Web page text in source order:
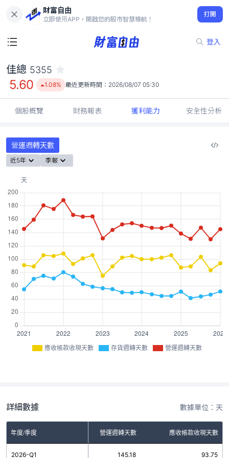
財富自由
立即使用APP，開啟您的股市智慧導航！
打開
登入
5.60
1.08%
佳總 5355
5.60 1.08% 最近更新時間： 2026/08/07 05:30
個股概覽 財務報表 獲利能力 安全性分析
營運週轉天數
近5年 季報
應收帳款收現天數 存貨週轉天數 營運週轉天數
詳細數據 數據單位：天
年度/季度
存貨週轉天數 營運週轉天數 應收帳款收現天數
2026-Q1 145.18 93.75